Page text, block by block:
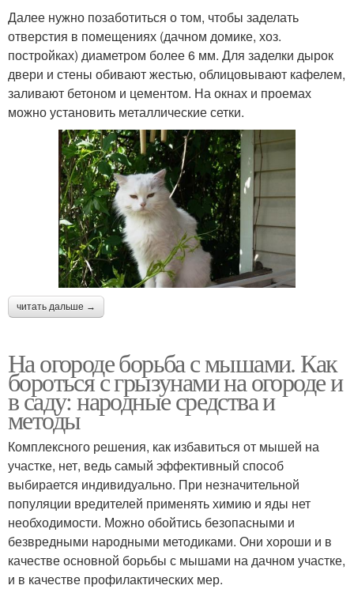
Далее нужно позаботиться о том, чтобы заделать
отверстия в помещениях (дачном домике, хоз.
постройках) диаметром более 6 мм. Для заделки дырок
двери и стены обивают жестью, облицовывают кафелем,
заливают бетоном и цементом. На окнах и проемах
можно установить металлические сетки.
читать дальше →
На огороде борьба с мышами. Как
бороться с грызунами на огороде и
в саду: народные средства и
методы
Комплексного решения, как избавиться от мышей на
участке, нет, ведь самый эффективный способ
выбирается индивидуально. При незначительной
популяции вредителей применять химию и яды нет
необходимости. Можно обойтись безопасными и
безвредными народными методиками. Они хороши и в
качестве основной борьбы с мышами на дачном участке,
и в качестве профилактических мер.